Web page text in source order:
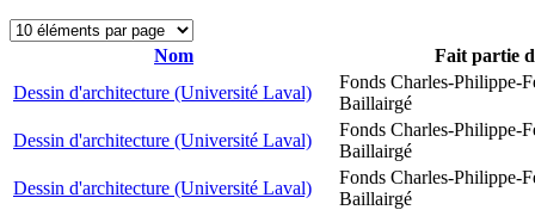
Nom
Fait partie
Dessin d'architecture (Université Laval)
Fonds Charles-Philippe-
Baillairgé
Dessin d'architecture (Université Laval)
Fonds Charles-Philippe-
Baillairgé
Dessin d'architecture (Université Laval)
Fonds Charles-Philippe-
Baillairgé